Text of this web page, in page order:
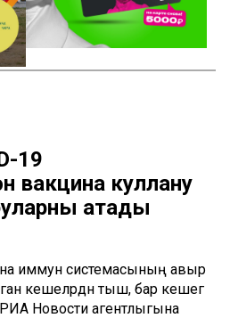
19
вакцина куллану
атады
иммун системасының авыр
кешеләрдән тыш, бар кешегә
РИА Новости агентлыгына